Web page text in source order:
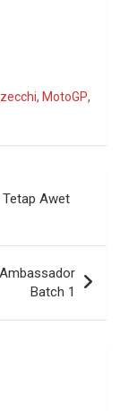
, MotoGP,
Awet
Batch 1